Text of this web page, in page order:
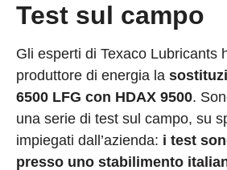
Test sul campo
Gli esperti di Texaco Lubricants
produttore di energia la
6500 LFG con HDAX 9500.
una serie di test sul campo, su
impiegati dall’azienda: i test
presso uno stabilimento